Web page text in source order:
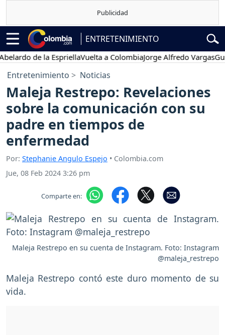
ENTRETENIMIENTO
de la EspriellaVuelta a ColombiaJorge Alfredo Vargas
Entretenimiento Noticias
Maleja Restrepo: Revelaciones
sobre la comunicación con su
padre en tiempos de
enfermedad
Por: Stephanie Angulo Espejo • Colombia.com
Jue, 08 Feb 2024 3:26 pm
Comparte en:
Maleja Restrepo en su cuenta de Instagram. Foto: Instagram
@maleja_restrepo
Maleja Restrepo contó este duro momento de su
vida.